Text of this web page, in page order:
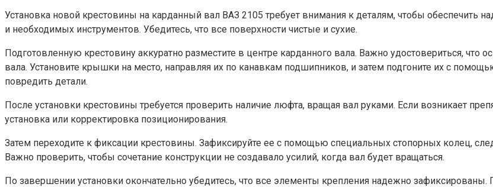
Установка новой крестовины на карданный вал ВАЗ 2105 требует внимания к деталям, чтобы обеспечить
и необходимых инструментов. Убедитесь, что все поверхности чистые и сухие.
Подготовленную крестовину аккуратно разместите в центре карданного вала. Важно удостовериться, что
вала. Установите крышки на место, направляя их по канавкам подшипников, и затем подгоните их с
повредить детали.
После установки крестовины требуется проверить наличие люфта, вращая вал руками. Если возникает
установка или корректировка позиционирования.
Затем переходите к фиксации крестовины. Зафиксируйте ее с помощью специальных стопорных колец,
Важно проверить, чтобы сочетание конструкции не создавало усилий, когда вал будет вращаться.
По завершении установки окончательно убедитесь, что все элементы крепления надежно зафиксированы.